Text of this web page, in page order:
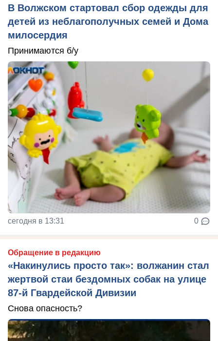
В Волжском стартовал сбор одежды для
детей из неблагополучных семей и Дома
милосердия
Принимаются б/у
сегодня в 13:31 0
Обращение в редакцию
«Накинулись просто так»: волжанин стал
жертвой стаи бездомных собак на улице
87-й Гвардейской Дивизии
Снова опасность?